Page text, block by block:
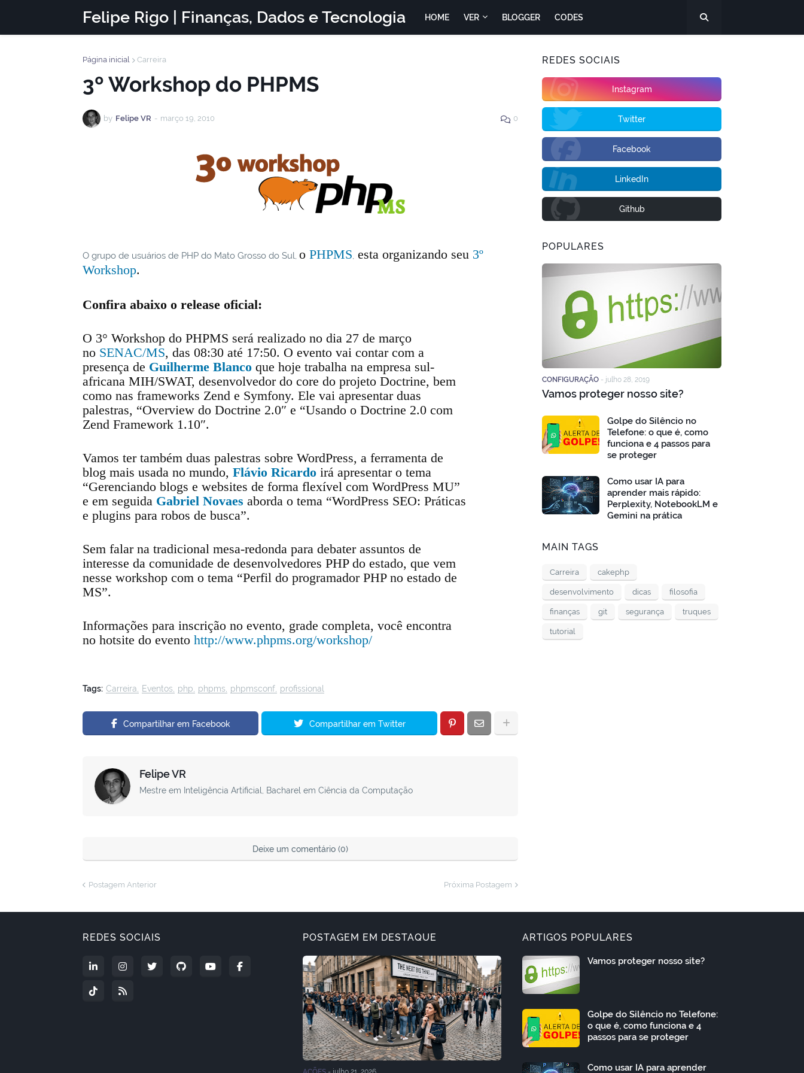
Felipe Rigo | Finanças, Dados e Tecnologia HOME VER BLOGGER CODES
Página inicial Carreira
3º Workshop do PHPMS
by Felipe VR - março 19, 2010 0
O grupo de usuários de PHP do Mato Grosso do Sul, o PHPMS, esta organizando seu 3º
Workshop.
Confira abaixo o release oficial:
O 3° Workshop do PHPMS será realizado no dia 27 de março
no SENAC/MS, das 08:30 até 17:50. O evento vai contar com a
presença de Guilherme Blanco que hoje trabalha na empresa sul-
africana MIH/SWAT, desenvolvedor do core do projeto Doctrine, bem
como nas frameworks Zend e Symfony. Ele vai apresentar duas
palestras, “Overview do Doctrine 2.0″ e “Usando o Doctrine 2.0 com
Zend Framework 1.10″.
Vamos ter também duas palestras sobre WordPress, a ferramenta de
blog mais usada no mundo, Flávio Ricardo irá apresentar o tema
“Gerenciando blogs e websites de forma flexível com WordPress MU”
e em seguida Gabriel Novaes aborda o tema “WordPress SEO: Práticas
e plugins para robos de busca”.
Sem falar na tradicional mesa-redonda para debater assuntos de
interesse da comunidade de desenvolvedores PHP do estado, que vem
nesse workshop com o tema “Perfil do programador PHP no estado de
MS”.
Informações para inscrição no evento, grade completa, você encontra
no hotsite do evento http://www.phpms.org/workshop/
Tags: Carreira Eventos php phpms phpmsconf profissional
Compartilhar em Facebook Compartilhar em Twitter
Felipe VR
Mestre em Inteligência Artificial, Bacharel em Ciência da Computação
Deixe um comentário (0)
Postagem Anterior Próxima Postagem
REDES SOCIAIS
Instagram
Twitter
Facebook
LinkedIn
Github
POPULARES
CONFIGURAÇÃO - julho 28, 2019
Vamos proteger nosso site?
Golpe do Silêncio no
Telefone: o que é, como
funciona e 4 passos para
se proteger
Como usar IA para
aprender mais rápido:
Perplexity, NotebookLM e
Gemini na prática
MAIN TAGS
Carreira cakephp
desenvolvimento dicas filosofia
finanças git segurança truques
tutorial
REDES SOCIAIS POSTAGEM EM DESTAQUE ARTIGOS POPULARES
Vamos proteger nosso site?
Golpe do Silêncio no Telefone:
o que é, como funciona e 4
passos para se proteger
Como usar IA para aprender